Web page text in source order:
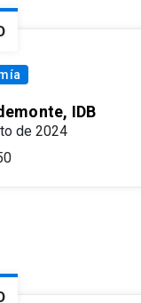
IDB
de 2024